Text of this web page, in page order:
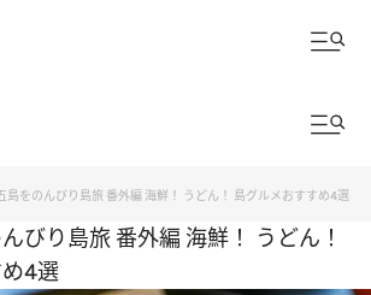
島をのんびり島旅 番外編 海鮮！ うどん！ 島グルメおすすめ4選
旅 番外編 海鮮！ うどん！
4選